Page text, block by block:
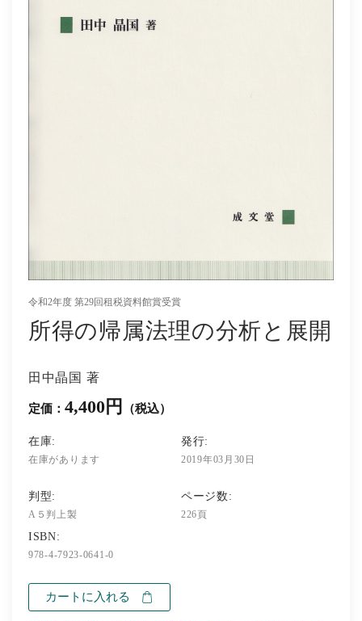
令和2年度 第29回租税資料館賞受賞
所得の帰属法理の分析と展開
田中晶国 著
定価： 4,400円 （税込）
在庫:
在庫があります
発行:
2019年03月30日
判型:
A５判上製
ページ数:
226頁
ISBN:
978-4-7923-0641-0
カートに入れる